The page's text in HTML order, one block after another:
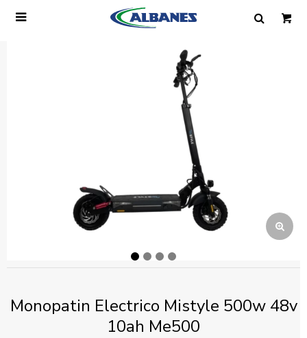

Monopatin Electrico Mistyle 500w 48v
10ah Me500
Ingresa tus datos y te informaremos cuando